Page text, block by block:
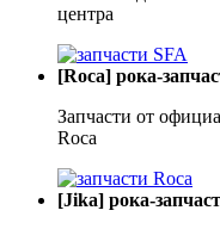
центра
[Roca] рока-
Запчасти от
Roca
[Jika] рока-